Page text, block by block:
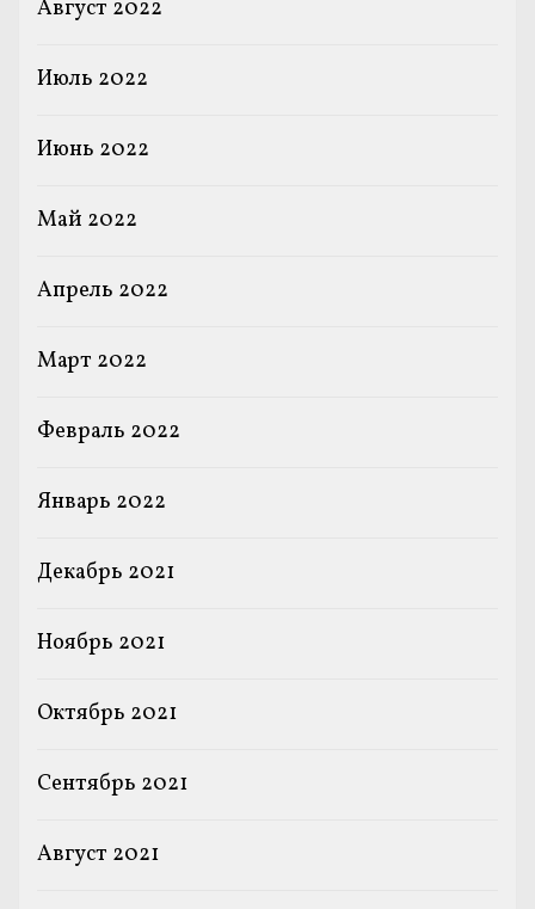
Август 2022
Июль 2022
Июнь 2022
Май 2022
Апрель 2022
Март 2022
Февраль 2022
Январь 2022
Декабрь 2021
Ноябрь 2021
Октябрь 2021
Сентябрь 2021
Август 2021